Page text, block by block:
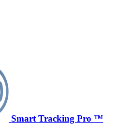
Smart Tracking Pro ™